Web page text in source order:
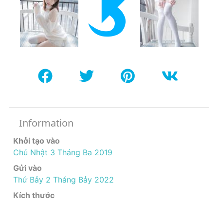
Information
Khởi tạo vào
Chủ Nhật 3 Tháng Ba 2019
Gửi vào
Thứ Bảy 2 Tháng Bảy 2022
Kích thước